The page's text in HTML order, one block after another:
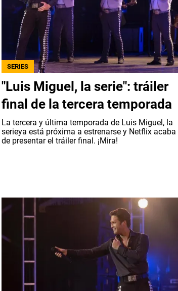
SERIES
"Luis Miguel, la serie": tráiler
final de la tercera temporada
La tercera y última temporada de Luis Miguel, la
serieya está próxima a estrenarse y Netflix acaba
de presentar el tráiler final. ¡Mira!